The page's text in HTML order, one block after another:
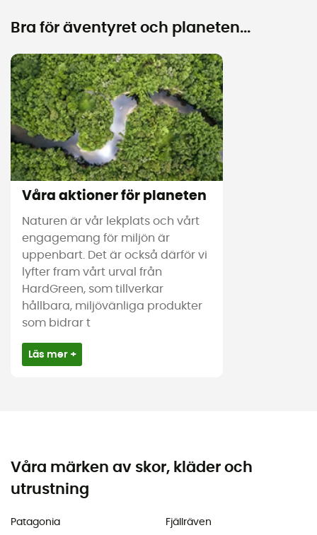
Bra för äventyret och planeten...
Våra aktioner för planeten
Naturen är vår lekplats och vårt
engagemang för miljön är
uppenbart. Det är också därför vi
lyfter fram vårt urval från
HardGreen, som tillverkar
hållbara, miljövänliga produkter
som bidrar t
Läs mer +
Våra märken av skor, kläder och
utrustning
Patagonia
Fjällräven